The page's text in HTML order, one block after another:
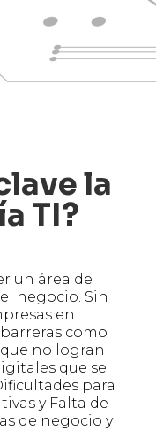
la
TI?
un área de
negocio. Sin
en
como
no logran
que se
para
y Falta de
de negocio y